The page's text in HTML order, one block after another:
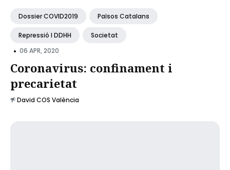
Dossier COVID2019 Països Catalans
Repressió I DDHH Societat
• 06 APR, 2020
Coronavirus: confinament i
precarietat
David COS València